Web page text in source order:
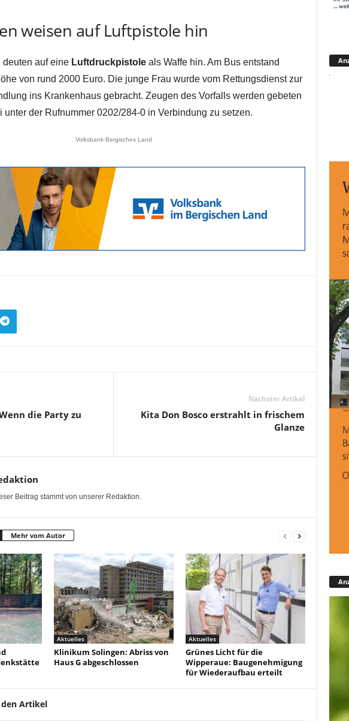
weisen auf Luftpistole hin
deuten auf eine Luftdruckpistoleals Waffe hin. Am Bus entstand
von rund 2000 Euro. Die junge Frau wurde vom Rettungsdienst zur
ins Krankenhaus gebracht. Zeugen des Vorfalls werden gebeten
unter der Rufnummer 0202/284-0 in Verbindung zu setzen.
Volksbank Bergisches Land
die Party zu
Nächster Artikel
Kita Don Bosco erstrahlt in frischem
Glanze
Beitrag stammt von unserer Redaktion.
Mehr vom Autor
Aktuelles
Klinikum Solingen: Abriss von
Haus G abgeschlossen
Aktuelles
Grünes Licht für die
Wipperaue: Baugenehmigung
für Wiederaufbau erteilt
Artikel